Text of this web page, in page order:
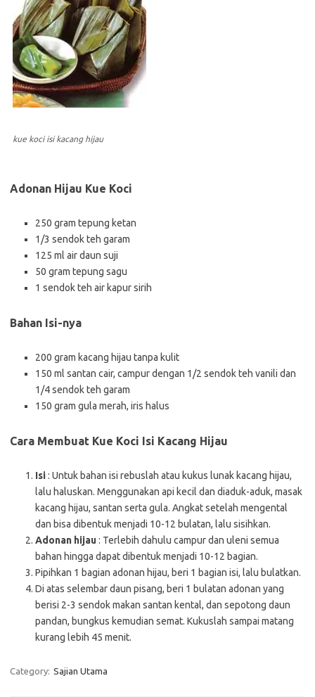
kue koci isi kacang hijau
Adonan Hijau Kue Koci
250 gram tepung ketan
1/3 sendok teh garam
125 ml air daun suji
50 gram tepung sagu
1 sendok teh air kapur sirih
Bahan Isi-nya
200 gram kacang hijau tanpa kulit
150 ml santan cair, campur dengan 1/2 sendok teh vanili dan
1/4 sendok teh garam
150 gram gula merah, iris halus
Cara Membuat Kue Koci Isi Kacang Hijau
Isi: Untuk bahan isi rebuslah atau kukus lunak kacang hijau,
lalu haluskan. Menggunakan api kecil dan diaduk-aduk, masak
kacang hijau, santan serta gula. Angkat setelah mengental
dan bisa dibentuk menjadi 10-12 bulatan, lalu sisihkan.
Adonan hijau: Terlebih dahulu campur dan uleni semua
bahan hingga dapat dibentuk menjadi 10-12 bagian.
Pipihkan 1 bagian adonan hijau, beri 1 bagian isi, lalu bulatkan.
Di atas selembar daun pisang, beri 1 bulatan adonan yang
berisi 2-3 sendok makan santan kental, dan sepotong daun
pandan, bungkus kemudian semat. Kukuslah sampai matang
kurang lebih 45 menit.
Category: Sajian Utama